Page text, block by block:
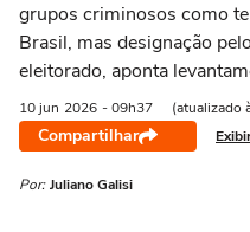
grupos criminosos como
Brasil, mas designação
eleitorado, aponta
10 jun 2026 - 09h37 (atualizado
Compartilhar
Por: Juliano Galisi